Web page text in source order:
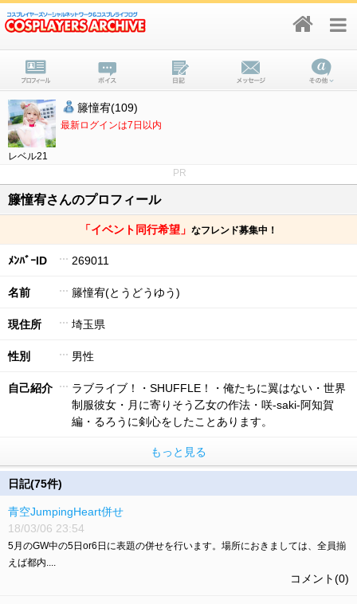
レベル21
籐憧宥(109)
最新ログインは7日以内
PR
籐憧宥さんのプロフィール
「イベント同行希望」 なフレンド募集中！
ﾒﾝﾊﾞｰID 269011
名前 籐憧宥(とうどうゆう)
現住所 埼玉県
性別 男性
自己紹介
ラブライブ！・SHUFFLE！・俺たちに翼はない・世界
制服彼女・月に寄りそう乙女の作法・咲-saki-阿知賀
編・るろうに剣心をしたことあります。
もっと見る
日記(75件)
青空JumpingHeart併せ
18/03/06 23:54
5月のGW中の5日or6日に表題の併せを行います。場所におきましては、全員揃
えば都内....
コメント(0)